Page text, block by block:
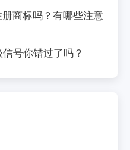
商标吗？有哪些注意
号你错过了吗？